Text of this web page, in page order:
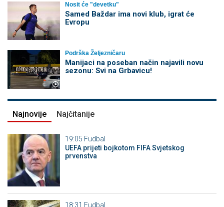
Nosit će "devetku"
Samed Baždar ima novi klub, igrat će
Evropu
Podrška Željezničaru
Manijaci na poseban način najavili novu
sezonu: Svi na Grbavicu!
Najnovije Najčitanije
19:05 Fudbal
UEFA prijeti bojkotom FIFA Svjetskog
prvenstva
18:31 Fudbal